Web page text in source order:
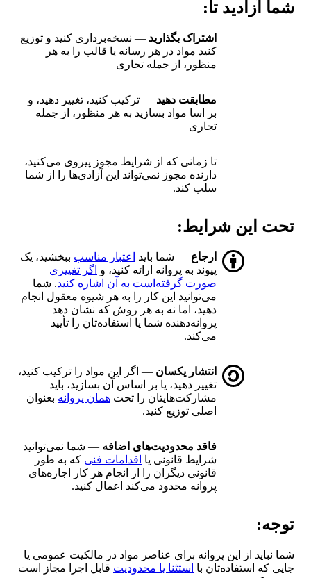
شما آزادید تا:
اشتراک بگذارید — نسخه‌برداری کنید و توزیع
کنید مواد در هر رسانه یا قالب را به هر
منظور، از جمله تجاری
مطابقت دهید — ترکیب کنید، تغییر دهید، و
بر اسا مواد بسازید به هر منظور، از جمله
تجاری
تا زمانی که از شرایط مجوز پیروی می‌کنید،
دارنده مجوز نمی‌تواند این آزادی‌ها را از شما
سلب کند.
تحت این شرایط:
ارجاع — شما باید اعتبار مناسب ببخشید، یک
پیوند به پروانه ارائه کنید، و اگر تغییری
صورت گرفته‌است به آن اشاره کنید. شما
می‌توانید این کار را به هر شیوه معقول انجام
دهید، اما نه به هر روش که نشان دهد
پروانه‌دهنده شما یا استفاده‌تان را تأیید
می‌کند.
انتشار یکسان — اگر این مواد را ترکیب کنید،
تغییر دهید، یا بر اساس آن بسازید، باید
مشارکت‌هایتان را تحت همان پروانه بعنوان
اصلی توزیع کنید.
فاقد محدودیت‌های اضافه — شما نمی‌توانید
شرایط قانونی یا اقدامات فنی که به طور
قانونی دیگران را از انجام هر کار اجازه‌های
پروانه محدود می‌کند اعمال کنید.
توجه:
شما نباید از این پروانه برای عناصر مواد در مالکیت عمومی یا
جایی که استفاده‌تان با استثنا یا محدودیت قابل اجرا مجاز است